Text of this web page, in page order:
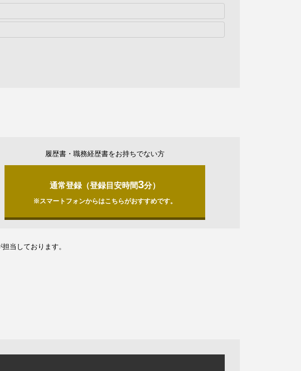
履歴書・職務経歴書をお持ちでない方
通常登録（登録目安時間3分）
※スマートフォンからはこちらがおすすめです。
当しております。